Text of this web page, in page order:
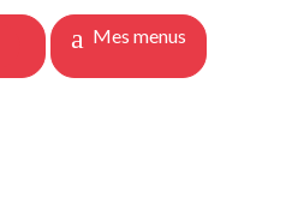
Mes menus